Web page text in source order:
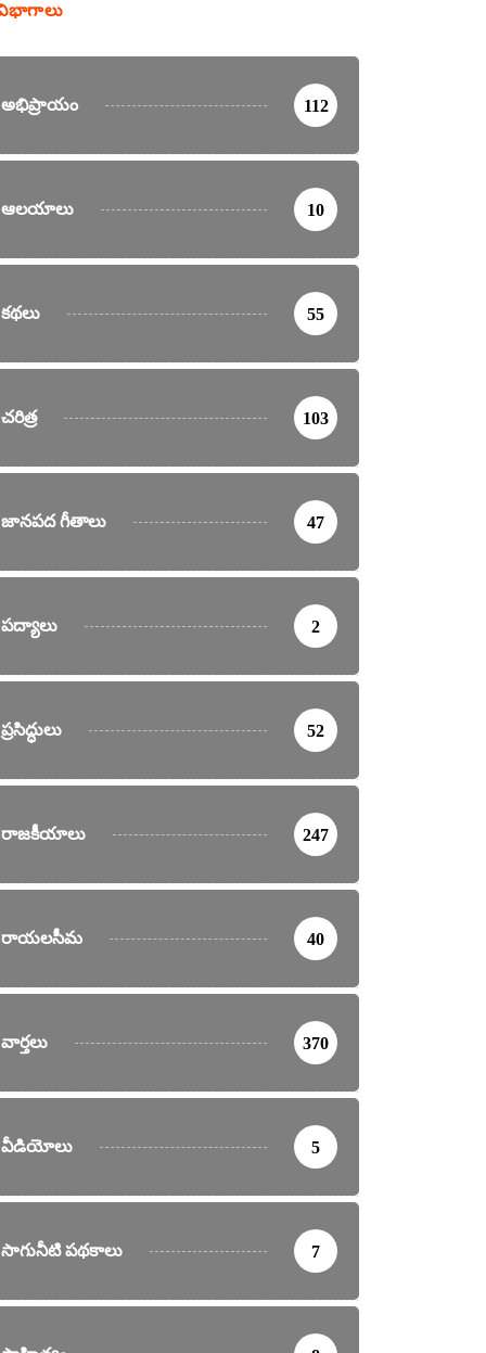
అభిప్రాయం 112
ఆలయాలు 10
కథలు 55
చరిత్ర 103
జానపద గీతాలు 47
పద్యాలు 2
ప్రసిద్ధులు 52
రాజకీయాలు 247
రాయలసీమ 40
వార్తలు 370
వీడియోలు 5
సాగునీటి పథకాలు 7